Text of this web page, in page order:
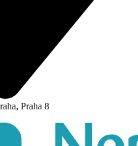
Praha 8